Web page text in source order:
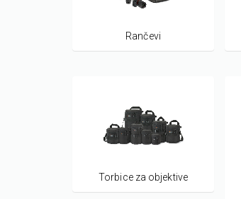
Rančevi
Torbice za objektive